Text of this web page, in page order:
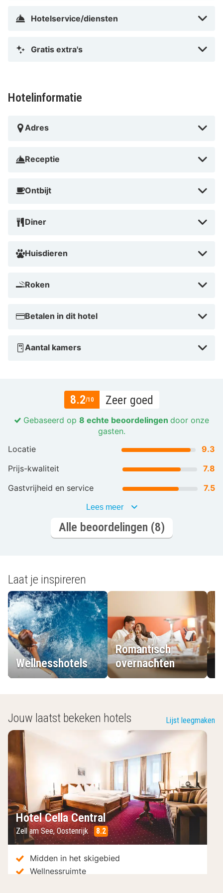
Hotelservice/diensten
Gratis extra's
Hotelinformatie
Adres
Receptie
Ontbijt
Diner
Huisdieren
Roken
Betalen in dit hotel
Aantal kamers
8.2/10 Zeer goed
Gebaseerd op 8 echte beoordelingen door onze
gasten.
Locatie
9.3
Prijs-kwaliteit
7.8
Gastvrijheid en service
7.5
Lees meer
Alle beoordelingen (8)
Laat je inspireren
Wellnesshotels
Romantisch
overnachten
Jouw laatst bekeken hotels Lijst leegmaken
Hotel Cella Central
Zell am See,Oostenrijk 8.2
/10
Midden in het skigebied
Wellnessruimte